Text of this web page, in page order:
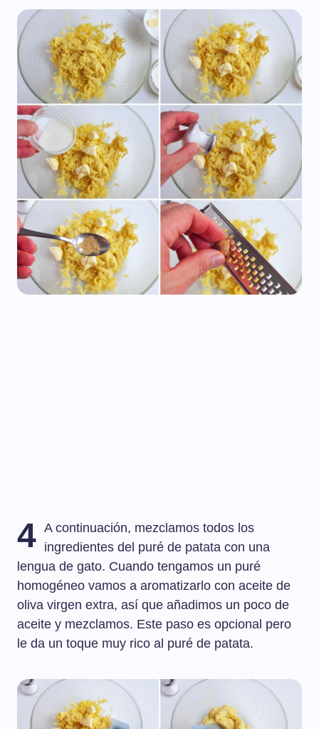
4 A continuación, mezclamos todos los
ingredientes del puré de patata con una
lengua de gato. Cuando tengamos un puré
homogéneo vamos a aromatizarlo con aceite de
oliva virgen extra, así que añadimos un poco de
aceite y mezclamos. Este paso es opcional pero
le da un toque muy rico al puré de patata.